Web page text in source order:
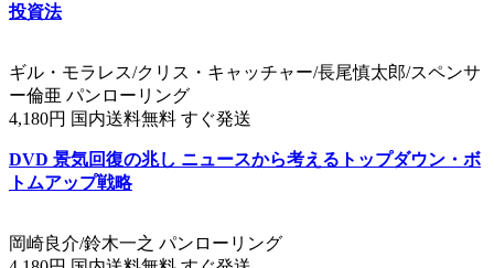
投資法
ギル・モラレス/クリス・キャッチャー/長尾慎太郎/スペンサ
ー倫亜 パンローリング
4,180円 国内送料無料 すぐ発送
DVD 景気回復の兆し ニュースから考えるトップダウン・ボ
トムアップ戦略
岡崎良介/鈴木一之 パンローリング